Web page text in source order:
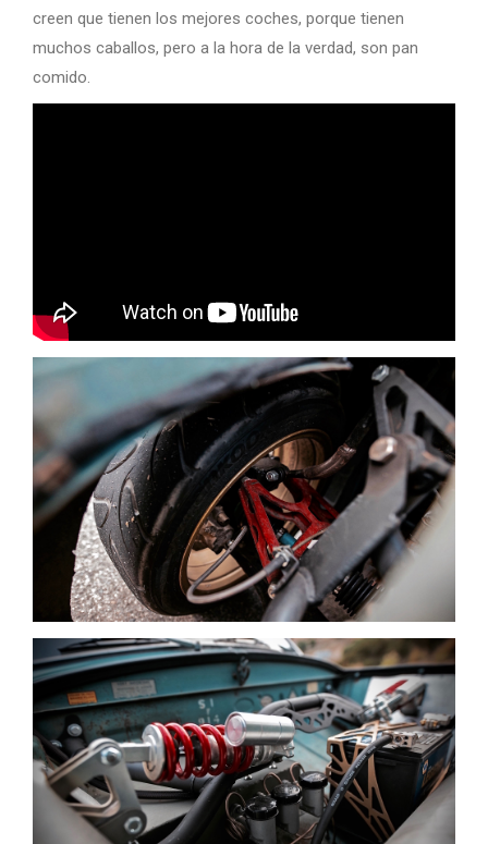
creen que tienen los mejores coches, porque tienen
muchos caballos, pero a la hora de la verdad, son pan
comido.